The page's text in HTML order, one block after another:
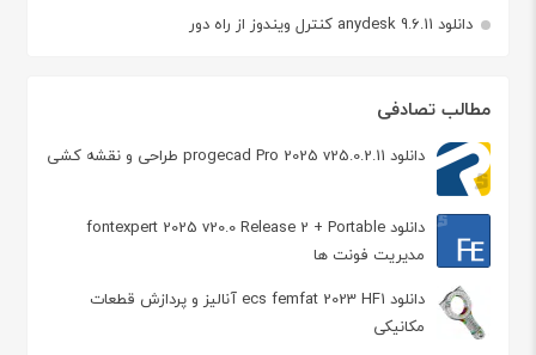
دانلود anydesk 9.6.11 کنترل ویندوز از راه دور
مطالب تصادفی
دانلود progecad Pro 2025 v25.0.2.11 طراحی و نقشه کشی
دانلود fontexpert 2025 v20.0 Release 2 + Portable
مدیریت فونت ها
دانلود ecs femfat 2023 HF1 آنالیز و پردازش قطعات
مکانیکی